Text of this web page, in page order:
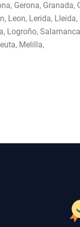
Gerona,
Leon, Lerida,
Logroño,
Melilla,